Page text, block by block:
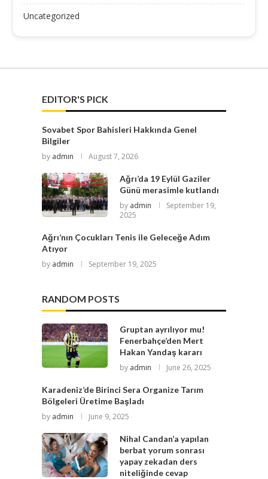
Uncategorized
EDITOR'S PICK
Sovabet Spor Bahisleri Hakkında Genel
Bilgiler
by admin August 7, 2026
Ağrı’da 19 Eylül Gaziler
Günü merasimle kutlandı
by admin
September 19,
2025
Ağrı’nın Çocukları Tenis ile Geleceğe Adım
Atıyor
by admin September 19, 2025
RANDOM POSTS
Gruptan ayrılıyor mu!
Fenerbahçe’den Mert
Hakan Yandaş kararı
by admin June 26, 2025
Karadeniz’de Birinci Sera Organize Tarım
Bölgeleri Üretime Başladı
by admin June 9, 2025
Nihal Candan’a yapılan
berbat yorum sonrası
yapay zekadan ders
niteliğinde cevap